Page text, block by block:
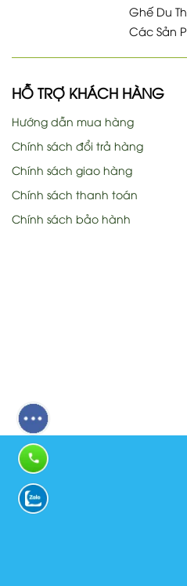
Ghế Du
Các Sản
HỖ TRỢ KHÁCH HÀNG
Hướng dẫn mua hàng
Chính sách đổi trả hàng
Chính sách giao hàng
Chính sách thanh toán
Chính sách bảo hành